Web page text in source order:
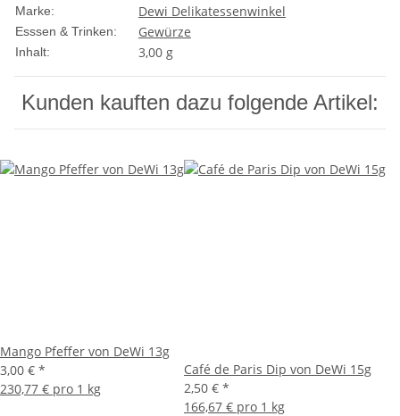
Marke: Dewi Delikatessenwinkel
Esssen & Trinken: Gewürze
Inhalt: 3,00 g
Kunden kauften dazu folgende Artikel:
Mango Pfeffer von DeWi 13g
3,00 € *
230,77 € pro 1 kg
Café de Paris Dip von DeWi 15g
2,50 € *
166,67 € pro 1 kg